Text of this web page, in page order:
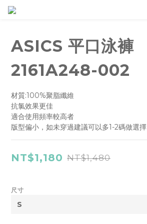
ASICS 平口泳褲
2161A248-002
材質:100%聚脂纖維
抗氯效果更佳
適合使用頻率較高者
版型偏小，如未穿過建議可以多1-2碼做選擇
NT$1,180 NT$1,480
尺寸